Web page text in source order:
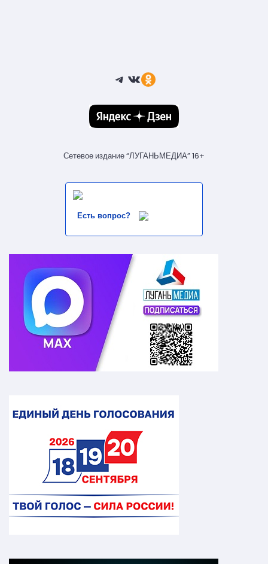
Telegram
ВКонтакте
Ссылка
Сетевое издание “ЛУГАНЬМЕДИА” 16+
Есть вопрос?